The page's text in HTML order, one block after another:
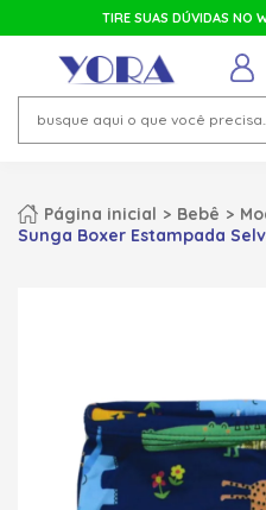
TIRE SUAS DÚVIDAS NO
Página inicial Bebê
Sunga Boxer Estampada